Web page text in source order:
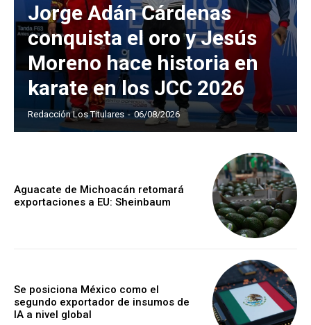
Jorge Adán Cárdenas
conquista el oro y Jesús
Moreno hace historia en
karate en los JCC 2026
Redacción Los Titulares - 06/08/2026
Aguacate de Michoacán retomará
exportaciones a EU: Sheinbaum
Se posiciona México como el
segundo exportador de insumos de
IA a nivel global